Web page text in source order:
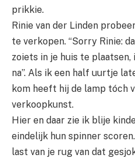
prikkie.
Rinie van der Linden
te verkopen. “Sorry Rinie:
zoiets in je huis te
na”. Als ik een half uurtje
kom heeft hij de lamp tóch
verkoopkunst.
Hier en daar zie ik blije
eindelijk hun spinner
last van je rug van dat